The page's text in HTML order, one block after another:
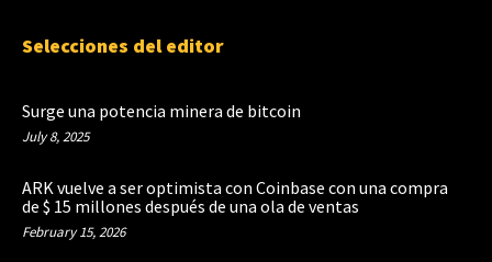
Selecciones del editor
Surge una potencia minera de bitcoin
July 8, 2025
ARK vuelve a ser optimista con Coinbase con una compra
de $ 15 millones después de una ola de ventas
February 15, 2026